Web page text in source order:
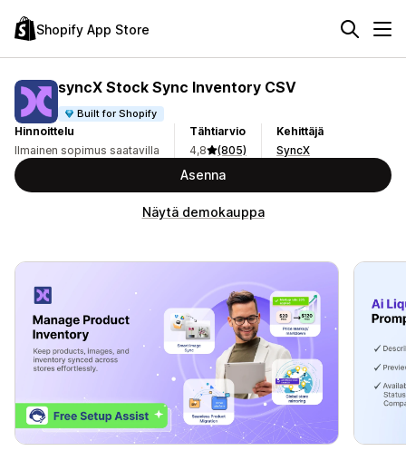
Shopify App Store
syncX Stock Sync Inventory CSV
Built for Shopify
Hinnoittelu
Ilmainen sopimus saatavilla
Tähtiarvio
4,8
(805)
Kehittäjä
SyncX
Asenna
Näytä demokauppa